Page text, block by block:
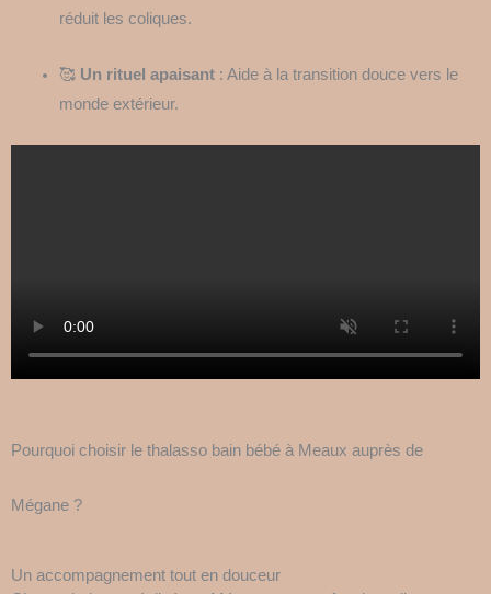
réduit les coliques.
🥰 Un rituel apaisant: Aide à la transition douce vers le
monde extérieur.
Pourquoi choisir le thalasso bain bébé à Meaux auprès de
Mégane ?
Un accompagnement tout en douceur